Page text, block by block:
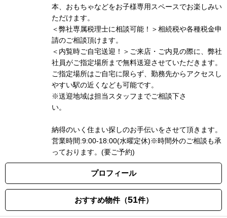
本、おもちゃなどをお子様専用スペースでお楽しみい
ただけます。
＜弊社専属税理士に相談可能！＞相続税や各種税金申
請のご相談頂けます。
＜内覧時ご自宅送迎！＞ご来店・ご内見の際に、弊社
社員がご指定場所まで無料送迎させていただきます。
ご指定場所はご自宅に限らず、勤務先からアクセスし
やすい駅の近くなども可能です。
※送迎地域は担当スタッフまでご相談下さ
い
納得のいく住まい探しのお手伝いをさせて頂きます。
営業時間:9:00-18:00(水曜定休)※時間外のご相談も承
っております。(要ご予約)
プロフィール
おすすめ物件（51件）